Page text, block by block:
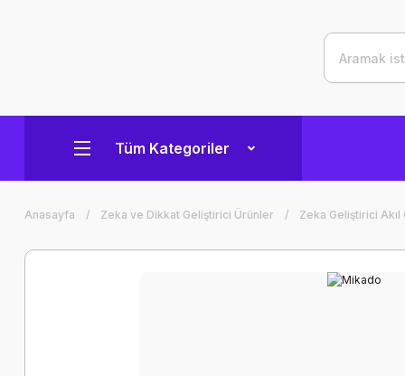
Tüm Kategoriler
Anasayfa Zeka ve Dikkat Geliştirici Ürünler Zeka Geliştirici Akıl